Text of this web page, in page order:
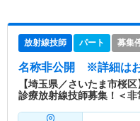
放射線技師 パート 募集
名称非公開 ※詳細はお
【埼玉県／さいたま市桜
診療放射線技師募集！＜非